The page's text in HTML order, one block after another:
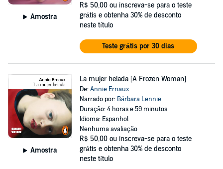
Amostra
R$ 50,00 ou inscreva-se para o teste
grátis e obtenha 30% de desconto
neste título
Teste grátis por 30 dias
Amostra
La mujer helada [A Frozen Woman]
De:Annie Ernaux
Narrado por: Bárbara Lennie
Duração: 4 horas e 59 minutos
Idioma: Espanhol
Nenhuma avaliação
R$ 50,00 ou inscreva-se para o teste
grátis e obtenha 30% de desconto
neste título